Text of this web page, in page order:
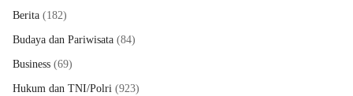
Berita (182)
Budaya dan Pariwisata (84)
Business (69)
Hukum dan TNI/Polri (923)